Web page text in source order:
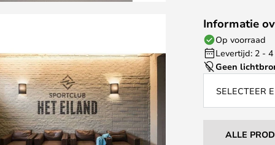
Informatie
Op voorraad
Levertijd: 2 -
Geen
SELECTEER
ALLE